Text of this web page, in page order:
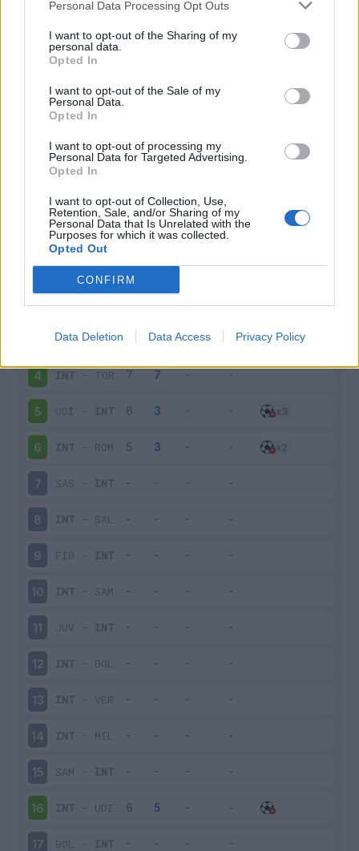
Personal Data Processing Opt Outs
I want to opt-out of the Sharing of my
personal data.
Opted In
I want to opt-out of the Sale of my
Personal Data.
Opted In
I want to opt-out of processing my
Personal Data for Targeted Advertising.
Opted In
I want to opt-out of Collection, Use,
Retention, Sale, and/or Sharing of my
Personal Data that Is Unrelated with the
Purposes for which it was collected.
Opted Out
CONFIRM
Data Deletion Data Access Privacy Policy
18 - 62
Scarica riepilogo
stagionale
Giornata Voto FV Entrato Uscito
1 INT-SPE
2 LAZ-INT
MIL-INT
4 INT - TOR
5 UDI - INT
6 INT - ROM
7 SAS - INT
8 INT - SAL
9 FIO - INT
10 INT - SAM
11 JUV - INT
12 INT - BOL
13 INT - VER
14 INT - MIL
15 SAM - INT
16 INT - UDI
17 BOL - INT